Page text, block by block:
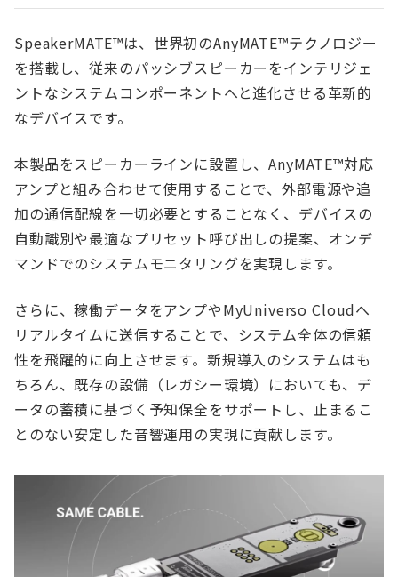
SpeakerMATE™は、世界初のAnyMATE™テクノロジー
を搭載し、従来のパッシブスピーカーをインテリジェ
ントなシステムコンポーネントへと進化させる革新的
なデバイスです。
本製品をスピーカーラインに設置し、AnyMATE™対応
アンプと組み合わせて使用することで、外部電源や追
加の通信配線を一切必要とすることなく、デバイスの
自動識別や最適なプリセット呼び出しの提案、オンデ
マンドでのシステムモニタリングを実現します。
さらに、稼働データをアンプやMyUniverso Cloudへ
リアルタイムに送信することで、システム全体の信頼
性を飛躍的に向上させます。新規導入のシステムはも
ちろん、既存の設備（レガシー環境）においても、デ
ータの蓄積に基づく予知保全をサポートし、止まるこ
とのない安定した音響運用の実現に貢献します。